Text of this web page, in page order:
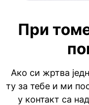
При
Ако си жртва
ту за тебе и ми
у контакт са